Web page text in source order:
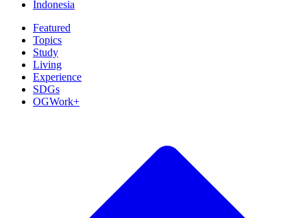
Indonesia
Featured
Topics
Study
Living
Experience
SDGs
OGWork+